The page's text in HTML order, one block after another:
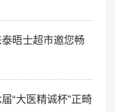
晤士超市邀您畅
“大医精诚杯”正畸